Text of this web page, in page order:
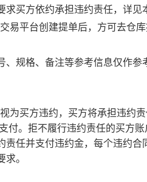
求买方依约承担违约责任，详见
易平台创建提单后，方可去仓
、规格、备注等参考信息仅作
为买方违约，买方将承担违约
付。拒不履行违约责任的买方
责任并支付违约金，每个违约
。